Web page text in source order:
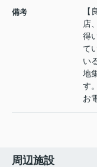
備考
店
得
て
い
地
す
お
周辺施設